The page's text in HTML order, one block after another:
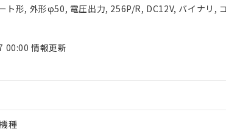
ト形, 外形φ50, 電圧出力, 256P/R, DC12V, バイナリ,
00:00 情報更新
種